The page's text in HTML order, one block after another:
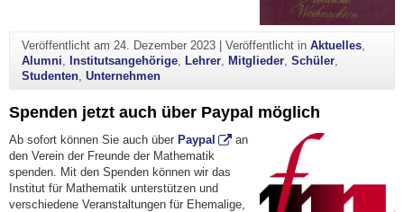
Veröffentlicht am 24. Dezember 2023| Veröffentlicht in Aktuelles,
Alumni, Institutsangehörige, Lehrer, Mitglieder, Schüler,
Studenten, Unternehmen
Spenden jetzt auch über Paypal möglich
Ab sofort können Sie auch über Paypal
an
den Verein der Freunde der Mathematik
spenden. Mit den Spenden können wir das
Institut für Mathematik unterstützen und
verschiedene Veranstaltungen für Ehemalige,